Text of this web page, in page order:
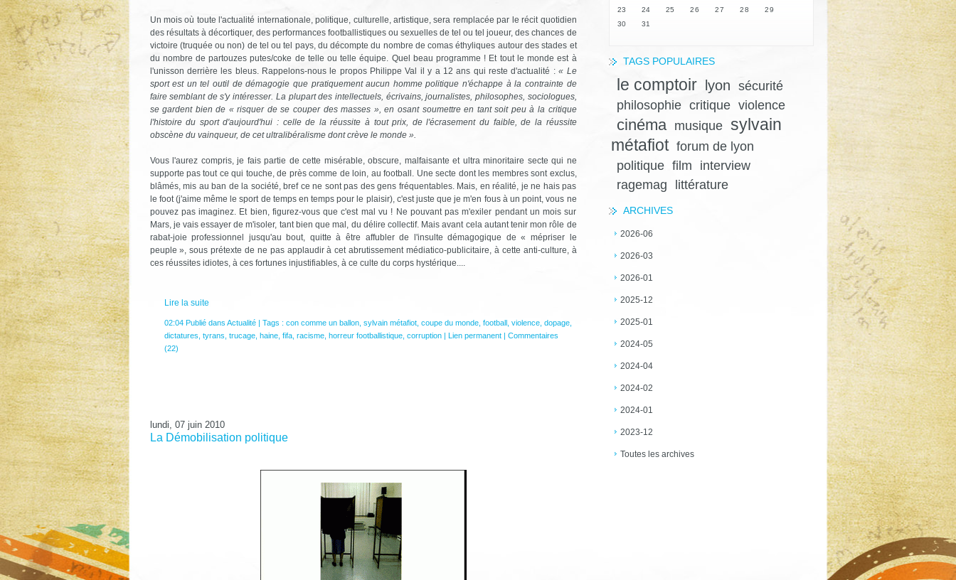
23
24 25 26 27 28
29
30
31
TAGS POPULAIRES
le comptoir lyon sécurité
philosophie critique violence
cinéma musique sylvain
métafiot forum de lyon
politique film
interview
ragemag
littérature
ARCHIVES
2026-06
2026-03
2026-01
2025-12
2025-01
2024-05
2024-04
2024-02
2024-01
2023-12
Toutes les archives
Un mois où toute l'actualité internationale, politique, culturelle, artistique, sera remplacée par le récit quotidien
des résultats à décortiquer, des performances footballistiques ou sexuelles de tel ou tel joueur, des chances de
victoire (truquée ou non) de tel ou tel pays, du décompte du nombre de comas éthyliques autour des stades et
du nombre de partouzes putes/coke de telle ou telle équipe. Quel beau programme ! Et tout le monde est à
l'unisson derrière les bleus. Rappelons-nous le propos Philippe Val il y a 12 ans qui reste d'actualité :« Le
sport est un tel outil de démagogie que pratiquement aucun homme politique n'échappe à la contrainte de
faire semblant de s'y intéresser. La plupart des intellectuels, écrivains, journalistes, philosophes, sociologues,
se gardent bien de « risquer de se couper des masses », en osant soumettre en tant soit peu à la critique
l'histoire du sport d'aujourd'hui : celle de la réussite à tout prix, de l'écrasement du faible, de la réussite
obscène du vainqueur, de cet ultralibéralisme dont crève le monde ».
Vous l'aurez compris, je fais partie de cette misérable, obscure, malfaisante et ultra minoritaire secte qui ne
supporte pas tout ce qui touche, de près comme de loin, au football. Une secte dont les membres sont exclus,
blâmés, mis au ban de la société, bref ce ne sont pas des gens fréquentables. Mais, en réalité, je ne hais pas
le foot (j'aime même le sport de temps en temps pour le plaisir), c'est juste que je m'en fous à un point, vous ne
pouvez pas imaginez. Et bien, figurez-vous que c'est mal vu ! Ne pouvant pas m'exiler pendant un mois sur
Mars, je vais essayer de m'isoler, tant bien que mal, du délire collectif. Mais avant cela autant tenir mon rôle de
rabat-joie professionnel jusqu'au bout, quitte à être affubler de l'insulte démagogique de « mépriser le
peuple », sous prétexte de ne pas applaudir à cet abrutissement médiatico-publicitaire, à cette anti-culture, à
ces réussites idiotes, à ces fortunes injustifiables, à ce culte du corps hystérique....
Lire la suite
02:04 Publié dans Actualité| Tags : con comme un ballon, sylvain métafiot, coupe du monde, football, violence, dopage,
dictatures tyrans trucage, haine, fifa, racisme, horreur footballistique, corruption| Lien permanent| Commentaires
(22)
lundi, 07 juin 2010
La Démobilisation politique